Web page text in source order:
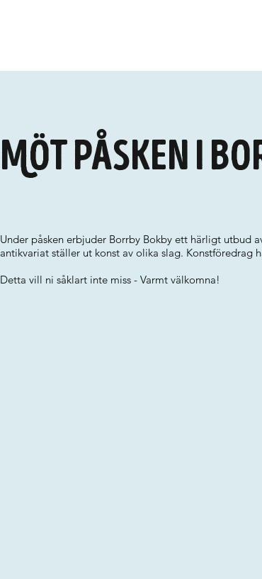
Möt Påsken i
Under påsken erbjuder Borrby Bokby ett härligt utbud
antikvariat ställer ut konst av olika slag. Konstföredrag
Detta vill ni såklart inte miss - Varmt välkomna!